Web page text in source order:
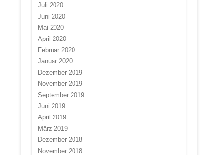
Juli 2020
Juni 2020
Mai 2020
April 2020
Februar 2020
Januar 2020
Dezember 2019
November 2019
September 2019
Juni 2019
April 2019
März 2019
Dezember 2018
November 2018